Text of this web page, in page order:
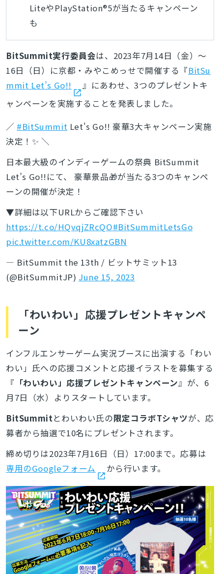
LiteやPlayStation®5が当たるキャンペーン
も
BitSummit実行委員会は、 2023年7月14日（金）〜
16日（日）に京都・みやこめっせで開催する『BitSu
mmit Let’s Go!!
』にあわせ、3つのプレゼントキ
ャンペーンを実施することを発表しました。
／ #BitSummit Let's Go!! 豪華3大キャンペーン実施
決定！✨ ＼
日本最大級のインディーゲームの祭典 BitSummit
Let’s Go!!にて、 豪華景品🎁が当たる3つのキャンペ
ーンの開催が決定！
▼詳細は以下URLからご確認下さい
https://t.co/HQvqjZRcQO#BitSummitLetsGo
pic.twitter.com/KU8xatzGBN
— BitSummit the 13th / ビットサミット13
(@BitSummitJP) June 15, 2023
「わいわい」応援プレゼントキャンペ
ーン
インフルエンサーゲーム実況ブースに出演する「わい
わい」氏への応援コメントと応援イラストを募集する
『 「わいわい」応援プレゼントキャンペーン 』が、6
月7日（水）よりスタートしています。
BitSummitとわいわい氏の限定コラボTシャツが、応
募者から抽選で10名にプレゼントされます。
締め切りは2023年7月16日（日）17:00まで。応募は
専用のGoogleフォーム
から行います。